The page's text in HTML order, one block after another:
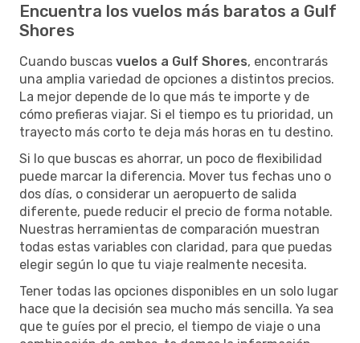
Encuentra los vuelos más baratos a Gulf
Shores
Cuando buscas vuelos a Gulf Shores, encontrarás
una amplia variedad de opciones a distintos precios.
La mejor depende de lo que más te importe y de
cómo prefieras viajar. Si el tiempo es tu prioridad, un
trayecto más corto te deja más horas en tu destino.
Si lo que buscas es ahorrar, un poco de flexibilidad
puede marcar la diferencia. Mover tus fechas uno o
dos días, o considerar un aeropuerto de salida
diferente, puede reducir el precio de forma notable.
Nuestras herramientas de comparación muestran
todas estas variables con claridad, para que puedas
elegir según lo que tu viaje realmente necesita.
Tener todas las opciones disponibles en un solo lugar
hace que la decisión sea mucho más sencilla. Ya sea
que te guíes por el precio, el tiempo de viaje o una